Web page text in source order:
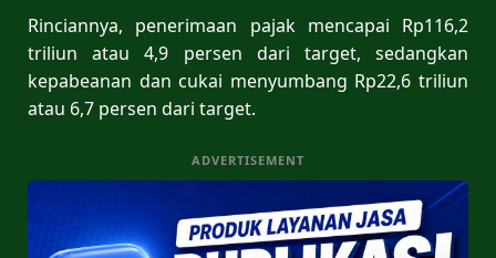
Rinciannya, penerimaan pajak mencapai Rp116,2
triliun atau 4,9 persen dari target, sedangkan
kepabeanan dan cukai menyumbang Rp22,6 triliun
atau 6,7 persen dari target.
ADVERTISEMENT